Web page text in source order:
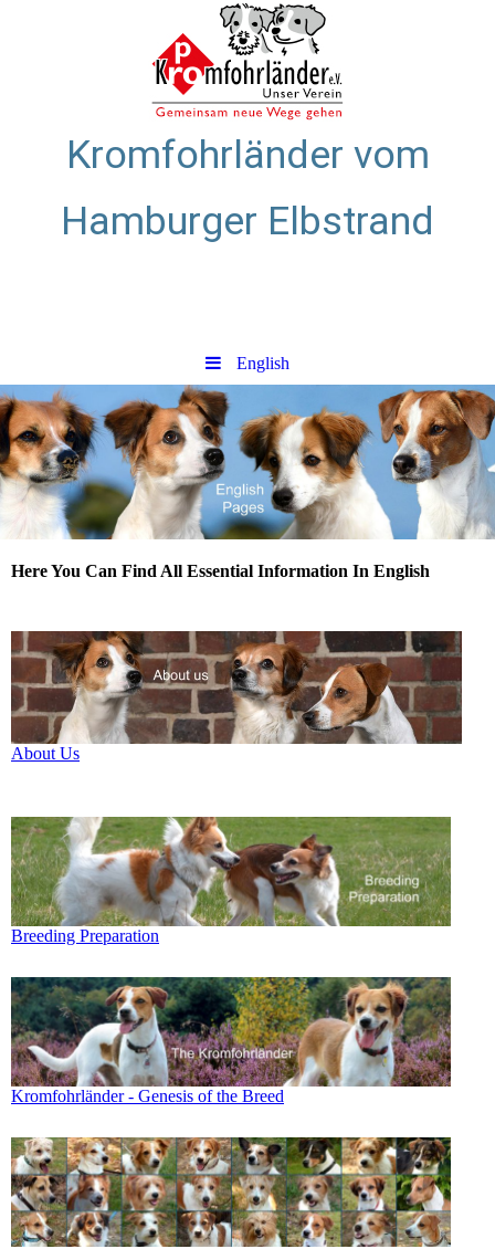
Kromfohrländer vom
Hamburger Elbstrand
English
Here You Can Find All Essential Information In English
About Us
Breeding Preparation
Kromfohrländer - Genesis of the Breed